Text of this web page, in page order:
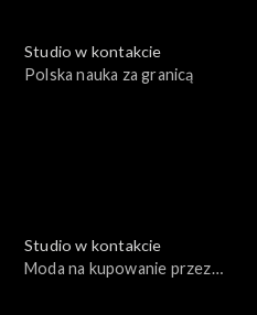
Studio w kontakcie
Polska nauka za granicą
Studio w kontakcie
Moda na kupowanie przez